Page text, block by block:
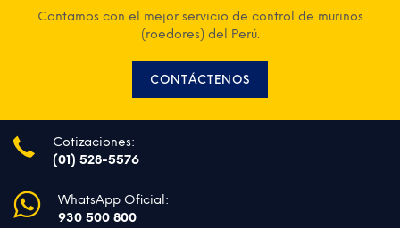
Contamos con el mejor servicio de control de murinos
(roedores) del Perú.
CONTÁCTENOS
Cotizaciones:
(01) 528-5576
WhatsApp Oficial:
930 500 800